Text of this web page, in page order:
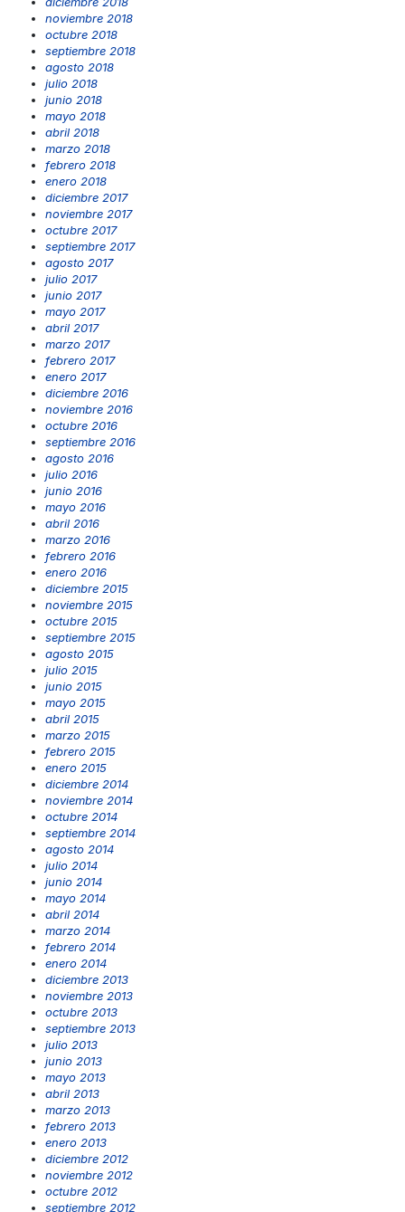
noviembre 2018
octubre 2018
septiembre 2018
agosto 2018
julio 2018
junio 2018
mayo 2018
abril 2018
marzo 2018
febrero 2018
enero 2018
diciembre 2017
noviembre 2017
octubre 2017
septiembre 2017
agosto 2017
julio 2017
junio 2017
mayo 2017
abril 2017
marzo 2017
febrero 2017
enero 2017
diciembre 2016
noviembre 2016
octubre 2016
septiembre 2016
agosto 2016
julio 2016
junio 2016
mayo 2016
abril 2016
marzo 2016
febrero 2016
enero 2016
diciembre 2015
noviembre 2015
octubre 2015
septiembre 2015
agosto 2015
julio 2015
junio 2015
mayo 2015
abril 2015
marzo 2015
febrero 2015
enero 2015
diciembre 2014
noviembre 2014
octubre 2014
septiembre 2014
agosto 2014
julio 2014
junio 2014
mayo 2014
abril 2014
marzo 2014
febrero 2014
enero 2014
diciembre 2013
noviembre 2013
octubre 2013
septiembre 2013
julio 2013
junio 2013
mayo 2013
abril 2013
marzo 2013
febrero 2013
enero 2013
diciembre 2012
noviembre 2012
octubre 2012
septiembre 2012